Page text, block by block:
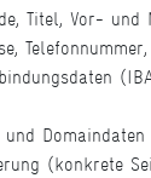
Titel, Vor- und
(konkrete